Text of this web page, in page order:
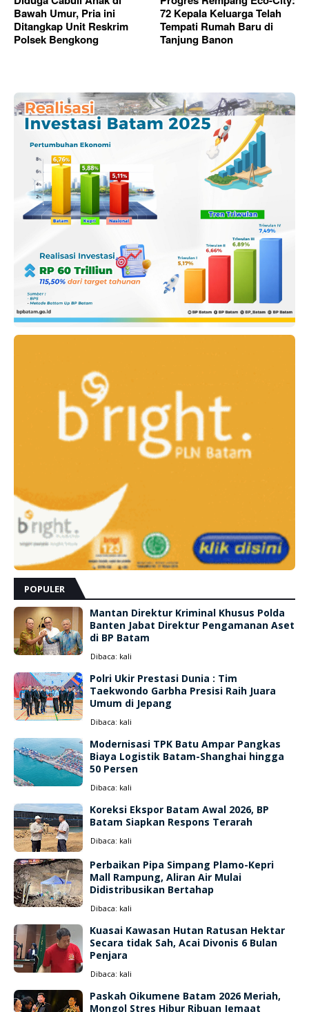
Bawah Umur, Pria ini
Ditangkap Unit Reskrim
Polsek Bengkong
72 Kepala Keluarga Telah
Tempati Rumah Baru di
Tanjung Banon
POPULER
Mantan Direktur Kriminal Khusus Polda
Banten Jabat Direktur Pengamanan Aset
di BP Batam
Dibaca: kali
Polri Ukir Prestasi Dunia : Tim
Taekwondo Garbha Presisi Raih Juara
Umum di Jepang
Dibaca: kali
Modernisasi TPK Batu Ampar Pangkas
Biaya Logistik Batam-Shanghai hingga
50 Persen
Dibaca: kali
Koreksi Ekspor Batam Awal 2026, BP
Batam Siapkan Respons Terarah
Dibaca: kali
Perbaikan Pipa Simpang Plamo-Kepri
Mall Rampung, Aliran Air Mulai
Didistribusikan Bertahap
Dibaca: kali
Kuasai Kawasan Hutan Ratusan Hektar
Secara tidak Sah, Acai Divonis 6 Bulan
Penjara
Dibaca: kali
Paskah Oikumene Batam 2026 Meriah,
Mongol Stres Hibur Ribuan Jemaat